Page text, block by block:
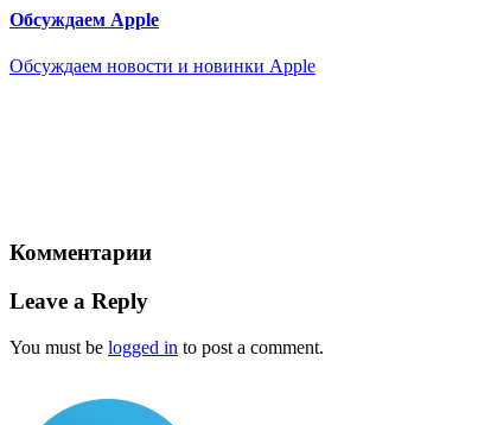
Обсуждаем Apple
Обсуждаем новости и новинки Apple
Комментарии
Leave a Reply
You must be logged in to post a comment.